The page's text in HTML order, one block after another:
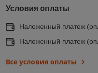
Условия оплаты
Наложенный платеж
Наложенный платеж
Все условия оплаты